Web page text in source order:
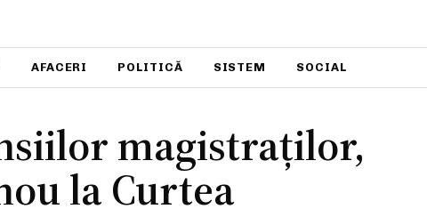
AFACERI POLITICĂ SISTEM SOCIAL
magistraților,
la Curtea